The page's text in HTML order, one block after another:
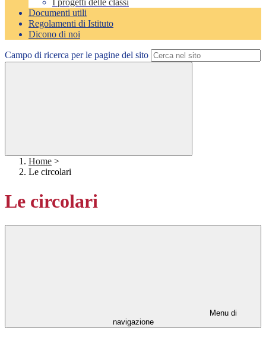
I progetti delle classi
Documenti utili
Regolamenti di Istituto
Dicono di noi
Campo di ricerca per le pagine del sito
Home >
Le circolari
Le circolari
Menu di
navigazione